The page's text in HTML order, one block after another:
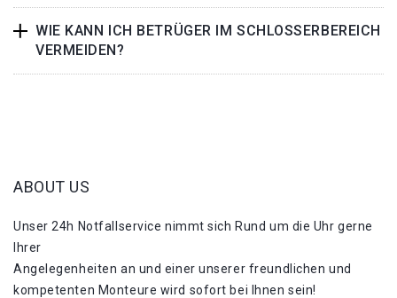
WIE KANN ICH BETRÜGER IM SCHLOSSERBEREICH
VERMEIDEN?
ABOUT US
Unser 24h Notfallservice nimmt sich Rund um die Uhr gerne
Ihrer
Angelegenheiten an und einer unserer freundlichen und
kompetenten Monteure wird sofort bei Ihnen sein!